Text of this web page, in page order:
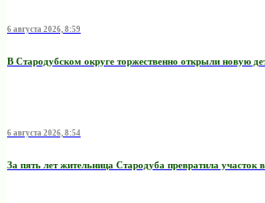
6 августа 2026, 8:59
В Стародубском округе торжественно открыли новую
6 августа 2026, 8:54
За пять лет жительница Стародуба превратила участок